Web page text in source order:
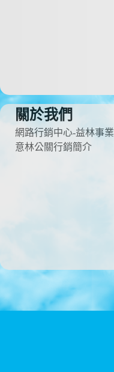
關於我們
網路行銷中心-益林事業
意林公關行銷簡介